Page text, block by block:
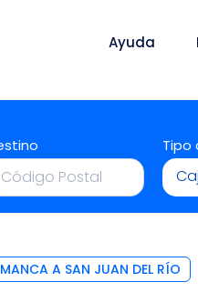
Ayuda
Tipo
A SAN JUAN DEL RÍO